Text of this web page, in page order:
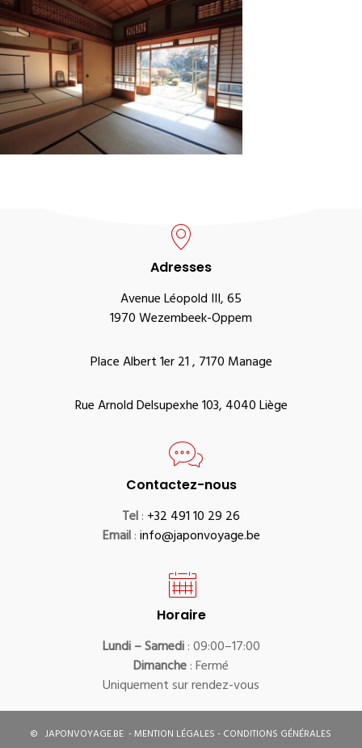
Adresses
Avenue Léopold III, 65
1970 Wezembeek-Oppem
Place Albert 1er 21 , 7170 Manage
Rue Arnold Delsupexhe 103, 4040 Liège
Contactez-nous
Tel: +32 491 10 29 26
Email:info@japonvoyage.be
Horaire
Lundi – Samedi: 09:00–17:00
Dimanche: Fermé
Uniquement sur rendez-vous
© JAPONVOYAGE.BE -MENTION LÉGALES-CONDITIONS GÉNÉRALES